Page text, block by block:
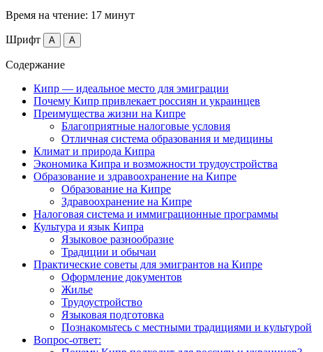
Время на чтение: 17 минут
Шрифт A A
Содержание
Кипр — идеальное место для эмиграции
Почему Кипр привлекает россиян и украинцев
Преимущества жизни на Кипре
Благоприятные налоговые условия
Отличная система образования и медицины
Климат и природа Кипра
Экономика Кипра и возможности трудоустройства
Образование и здравоохранение на Кипре
Образование на Кипре
Здравоохранение на Кипре
Налоговая система и иммиграционные программы
Культура и язык Кипра
Языковое разнообразие
Традиции и обычаи
Практические советы для эмигрантов на Кипре
Оформление документов
Жилье
Трудоустройство
Языковая подготовка
Познакомьтесь с местными традициями и культурой
Вопрос-ответ: